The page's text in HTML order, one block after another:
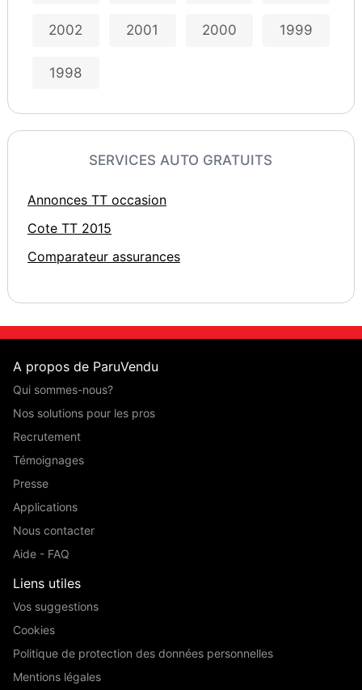
2002 2001 2000 1999
1998
SERVICES AUTO GRATUITS
Annonces TT occasion
Cote TT 2015
Comparateur assurances
A propos de ParuVendu
Qui sommes-nous?
Nos solutions pour les pros
Recrutement
Témoignages
Presse
Applications
Nous contacter
Aide - FAQ
Liens utiles
Vos suggestions
Cookies
Politique de protection des données personnelles
Mentions légales